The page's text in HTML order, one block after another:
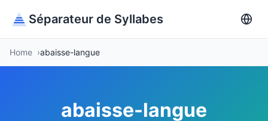
Séparateur de Syllabes
Home abaisse-langue
abaisse-langue